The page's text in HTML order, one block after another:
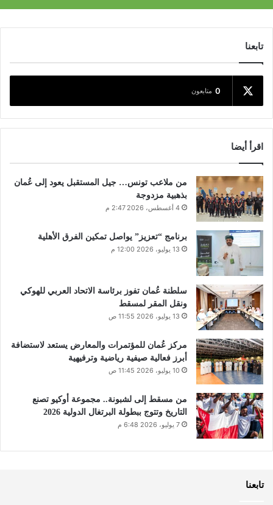
تابعنا
0 متابعون
اقرأ أيضا
من ملاعب تونس… جيل المستقبل يعود إلى عُمان
بذهبية مزدوجة
4 أغسطس، 2026 2:47 م
برنامج “تعزيز” يواصل تمكين الفرق الأهلية
13 يوليو، 2026 12:00 م
سلطنة عُمان تفوز برئاسة الاتحاد العربي للهوكي
ونقل المقر لمسقط
13 يوليو، 2026 11:55 ص
مركز عُمان للمؤتمرات والمعارض يستعد لاستضافة
أبرز فعالية صيفية رياضية وترفيهية
10 يوليو، 2026 11:45 ص
من مسقط إلى لشبونة.. مجموعة أوكيو تصنع
التاريخ وتتوج ببطولة البرتغال الدولية 2026
7 يوليو، 2026 6:48 م
تابعنا